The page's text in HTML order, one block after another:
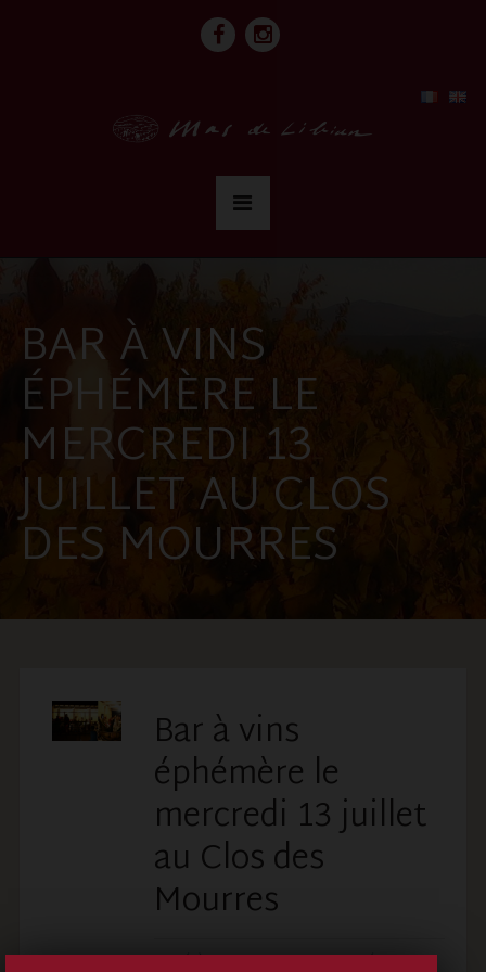
BAR À VINS
ÉPHÉMÈRE LE
MERCREDI 13
JUILLET AU CLOS
DES MOURRES
Bar à vins
éphémère le
mercredi 13 juillet
au Clos des
Mourres
BYHÉLÈNE THIBONINNON CLASSÉON28